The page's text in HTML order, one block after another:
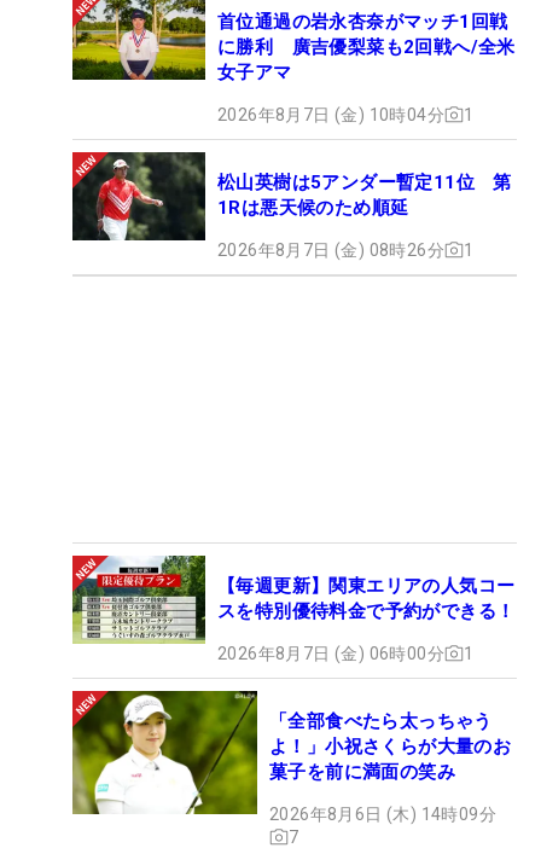
首位通過の岩永杏奈がマッチ1回戦
に勝利 廣吉優梨菜も2回戦へ/全米
女子アマ
2026年8月7日 (金) 10時04分 1
松山英樹は5アンダー暫定11位 第
1Rは悪天候のため順延
2026年8月7日 (金) 08時26分 1
【毎週更新】関東エリアの人気コー
スを特別優待料金で予約ができる！
2026年8月7日 (金) 06時00分 1
「全部食べたら太っちゃう
よ！」小祝さくらが大量のお
菓子を前に満面の笑み
2026年8月6日 (木) 14時09分
7